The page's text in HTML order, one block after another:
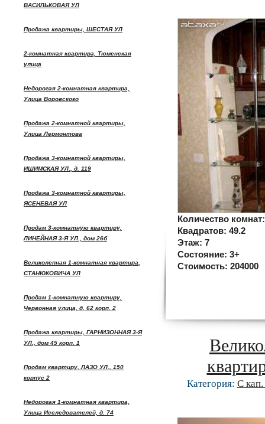
ВАСИЛЬКОВАЯ УЛ
Продажа квартиры, ШЕСТАЯ УЛ
2-комнатная квартира, Тюменская
улица
Недорогая 2-комнатная квартира,
Улица Воровского
Продажа 2-комнатной квартиры,
Улица Лермонтова
Продажа 3-комнатной квартиры,
ИШИМСКАЯ УЛ., д. 119
Продажа 3-комнатной квартиры,
ЯСЕНЕВАЯ УЛ
Продам 3-комнатную квартиру,
ЛИНЕЙНАЯ 3-Я УЛ., дом 26б
Великолепная 1-комнатная квартира,
СТАНЮКОВИЧА УЛ
Продам 1-комнатную квартиру,
Червонная улица, д. 62 корп. 2
Продажа квартиры, ГАРНИЗОННАЯ 3-Я
УЛ., дом 45 корп. 1
Продам квартиру, ЛАЗО УЛ., 150
корпус 2
Недорогая 1-комнатная квартира,
Улица Исследователей, д. 74
Количество
Квадратов: 49.2
Этаж: 7
Состояние: 3+
Стоимость: 204000
Категория: С